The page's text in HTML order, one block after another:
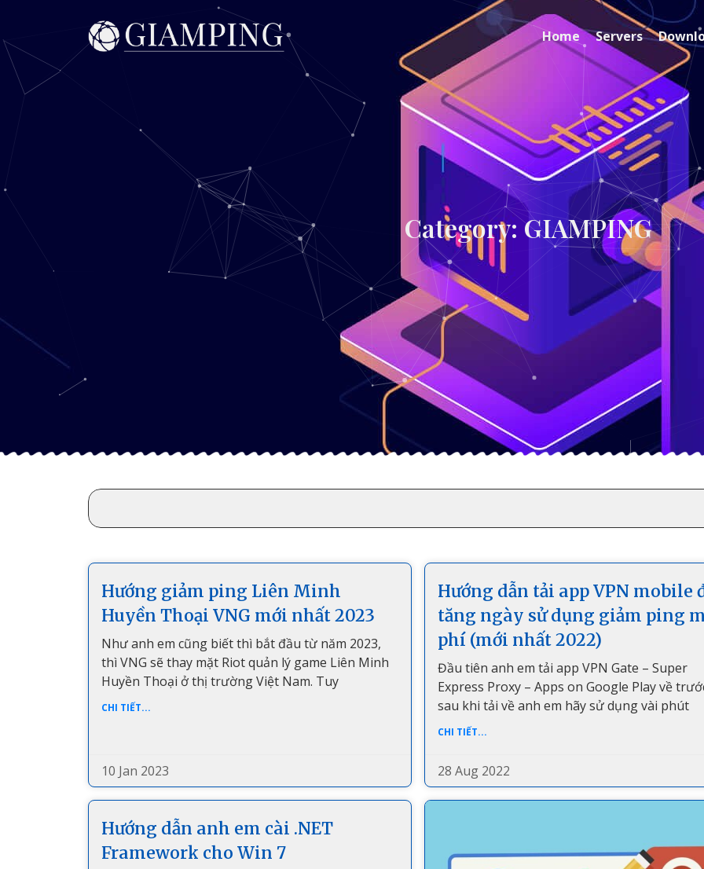
Home Servers
Category: GIAMPING
Hướng giảm ping Liên Minh
Huyền Thoại VNG mới nhất 2023
Như anh em cũng biết thì bắt đầu từ năm 2023,
thì VNG sẽ thay mặt Riot quản lý game Liên Minh
Huyền Thoại ở thị trường Việt Nam. Tuy
CHI TIẾT...
10 Jan 2023
Hướng dẫn tải app VPN mobile
tăng ngày sử dụng giảm ping
phí (mới nhất 2022)
Đầu tiên anh em tải app VPN Gate – Super
Express Proxy – Apps on Google Play về
sau khi tải về anh em hãy sử dụng vài phút
CHI TIẾT...
28 Aug 2022
Hướng dẫn anh em cài .NET
Framework cho Win 7